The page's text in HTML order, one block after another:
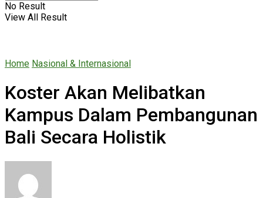
No Result
View All Result
Home Nasional & Internasional
Koster Akan Melibatkan
Kampus Dalam Pembangunan
Bali Secara Holistik